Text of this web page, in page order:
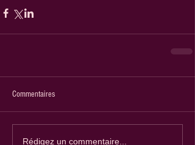
Commentaires
Rédigez un commentaire...